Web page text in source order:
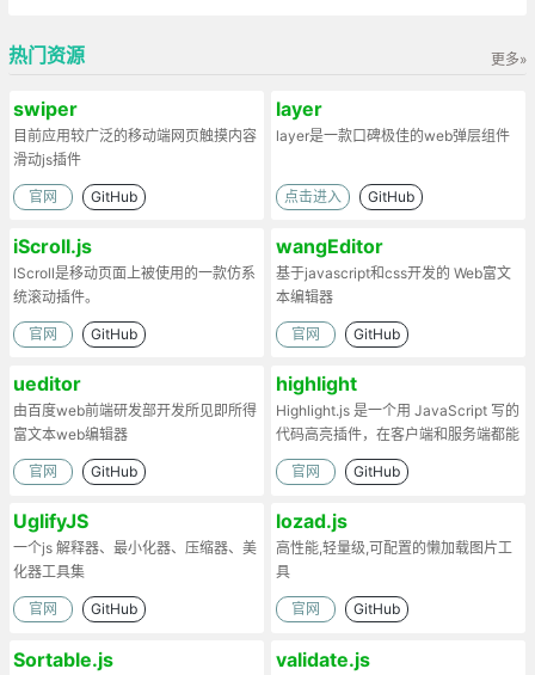
更多»
热门资源
swiper
目前应用较广泛的移动端网页触摸内容
滑动js插件
官网 GitHub
layer
layer是一款口碑极佳的web弹层组件
点击进入 GitHub
iScroll.js
IScroll是移动页面上被使用的一款仿系
统滚动插件。
官网 GitHub
wangEditor
基于javascript和css开发的 Web富文
本编辑器
官网 GitHub
ueditor
由百度web前端研发部开发所见即所得
富文本web编辑器
官网 GitHub
highlight
Highlight.js 是一个用 JavaScript 写的
代码高亮插件，在客户端和服务端都能
工作。
官网 GitHub
UglifyJS
一个js 解释器、最小化器、压缩器、美
化器工具集
官网 GitHub
lozad.js
高性能,轻量级,可配置的懒加载图片工
具
官网 GitHub
Sortable.js validate.js